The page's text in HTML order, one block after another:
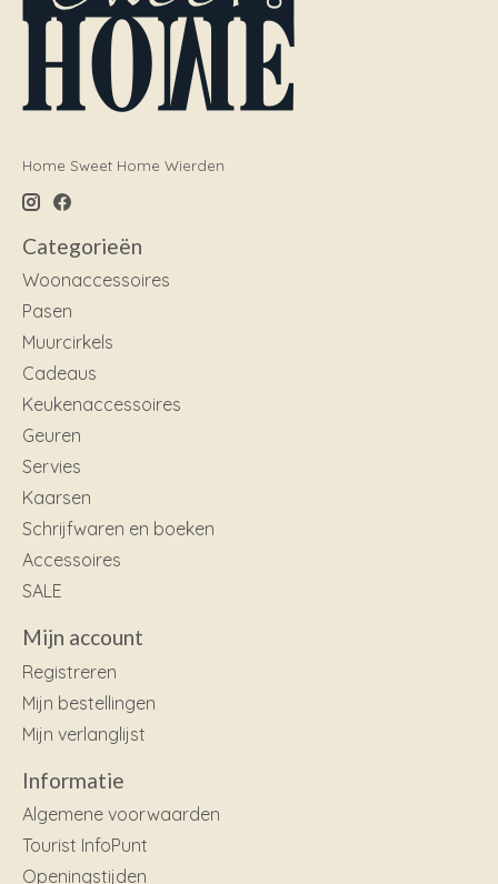
Home Sweet Home Wierden
Categorieën
Woonaccessoires
Pasen
Muurcirkels
Cadeaus
Keukenaccessoires
Geuren
Servies
Kaarsen
Schrijfwaren en boeken
Accessoires
SALE
Mijn account
Registreren
Mijn bestellingen
Mijn verlanglijst
Informatie
Algemene voorwaarden
Tourist InfoPunt
Openingstijden